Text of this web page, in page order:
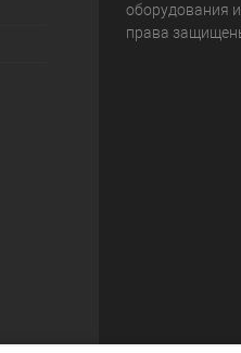
оборудования
права